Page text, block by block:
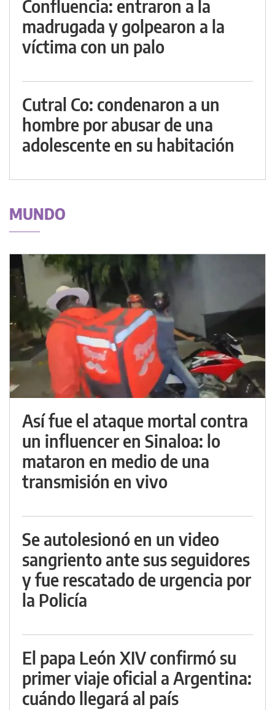
Confluencia: entraron a la
madrugada y golpearon a la
víctima con un palo
Cutral Co: condenaron a un
hombre por abusar de una
adolescente en su habitación
MUNDO
Así fue el ataque mortal contra
un influencer en Sinaloa: lo
mataron en medio de una
transmisión en vivo
Se autolesionó en un video
sangriento ante sus seguidores
y fue rescatado de urgencia por
la Policía
El papa León XIV confirmó su
primer viaje oficial a Argentina:
cuándo llegará al país